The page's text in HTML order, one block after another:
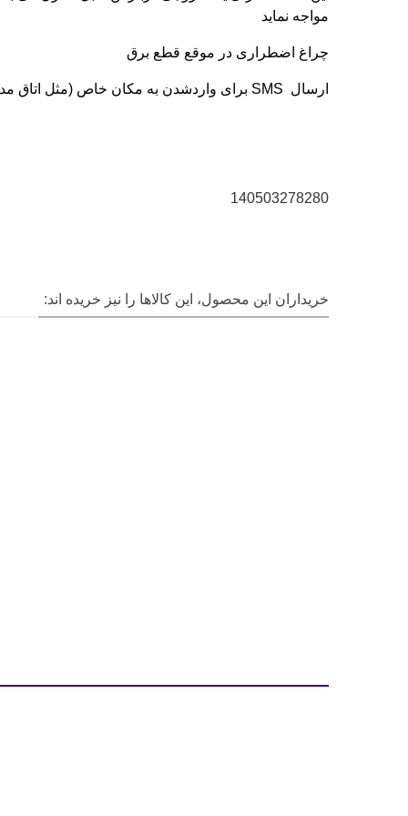
مواجه نماید
چراغ اضطراری در موقع قطع برق
ارسال SMS برای واردشدن به مکان خاص (مثل اتاق مدیر)
140503278280
خریداران این محصول، این کالاها را نیز خریده اند: